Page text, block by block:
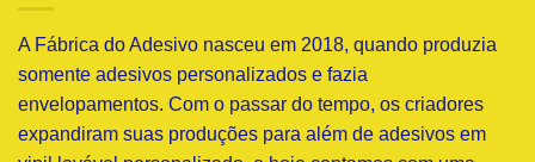
A Fábrica do Adesivo nasceu em 2018, quando produzia
somente adesivos personalizados e fazia
envelopamentos. Com o passar do tempo, os criadores
expandiram suas produções para além de adesivos em